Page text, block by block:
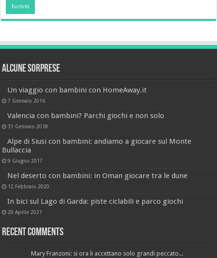
Alcune sorprese
Un viaggio con bambini con HomeAway.it
7 Gennaio 2016
Valencia con bambini? Parchi giochi e non solo
31 Gennaio 2018
Alpe di Siusi con bambini: andiamo a giocare sul Monte
Bullaccia
9 Giugno 2017
Nel deserto con bambini: in Oman giocare tra le dune
12 Febbraio 2020
In bici sul Lago di Garda: piste ciclabili e parco giochi
20 Aprile 2021
Recent Comments
Mary Franzoni: si ora li accettano solo grandi peccato...